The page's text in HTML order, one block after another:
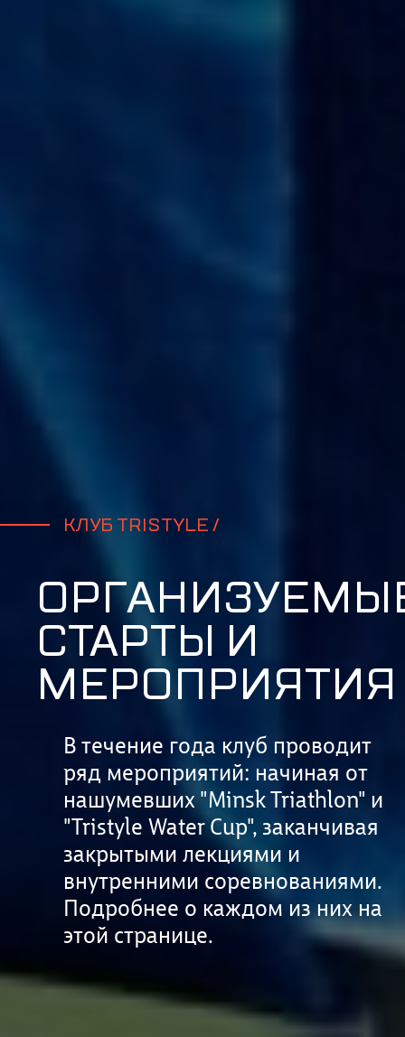
КЛУБ TRISTYLE /
СТАРТЫ И
МЕРОПРИЯТИЯ
В течение года клуб проводит
ряд мероприятий: начиная от
нашумевших "Minsk Triathlon" и
"Tristyle Water Cup", заканчивая
закрытыми лекциями и
внутренними соревнованиями.
Подробнее о каждом из них на
этой странице.